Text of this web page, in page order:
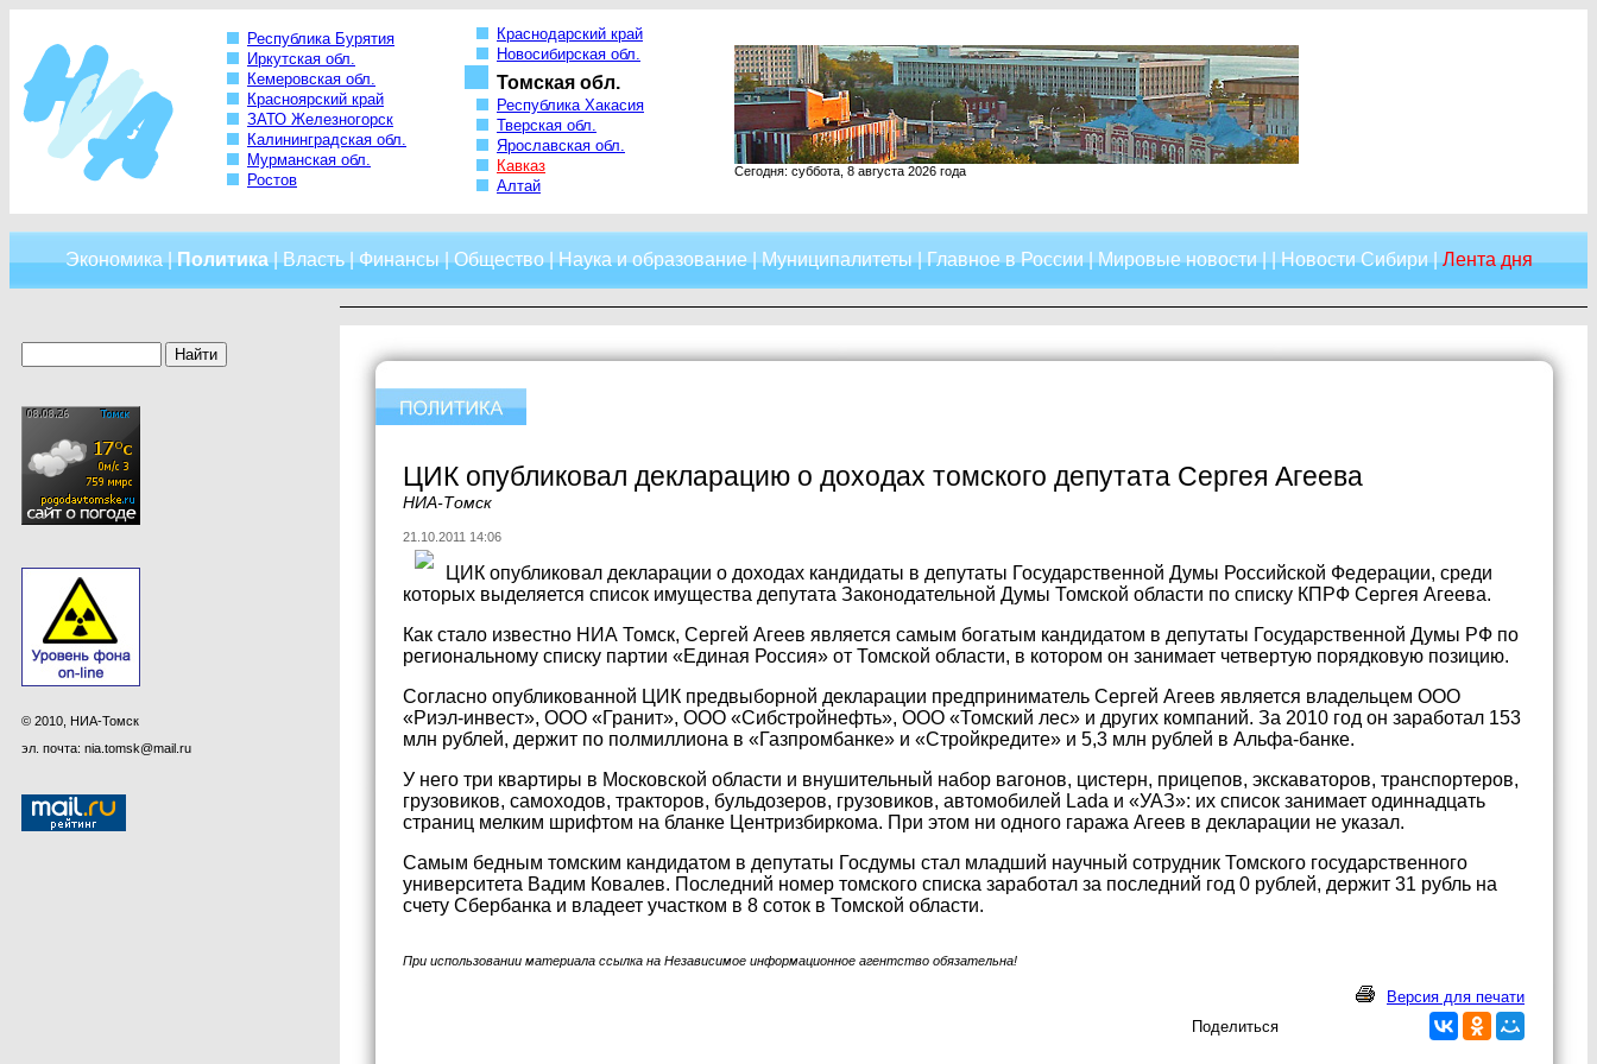
Республика Бурятия
Иркутская обл.
Кемеровская обл.
Красноярский край
ЗАТО Железногорск
Калининградская обл.
Мурманская обл.
Ростов
Краснодарский край
Новосибирская обл.
Томская обл.
Республика Хакасия
Тверская обл.
Ярославская обл.
Кавказ
Алтай
Сегодня: суббота, 8 августа 2026 года
Экономика|Политика|Власть|Финансы|Общество|Наука и образование|Муниципалитеты|Главное в России|Мировые новости| |Новости Сибири|Лента дня
© 2010, НИА-Томск
эл. почта: nia.tomsk@mail.ru
ЦИК опубликовал декларацию о доходах томского депутата Сергея Агеева
НИА-Томск
21.10.2011 14:06
ЦИК опубликовал декларации о доходах кандидаты в депутаты Государственной Думы Российской Федерации, среди
которых выделяется список имущества депутата Законодательной Думы Томской области по списку КПРФ Сергея Агеева.
Как стало известно НИА Томск, Сергей Агеев является самым богатым кандидатом в депутаты Государственной Думы РФ по
региональному списку партии «Единая Россия» от Томской области, в котором он занимает четвертую порядковую позицию.
Согласно опубликованной ЦИК предвыборной декларации предприниматель Сергей Агеев является владельцем ООО
«Риэл-инвест», ООО «Гранит», ООО «Сибстройнефть», ООО «Томский лес» и других компаний. За 2010 год он заработал 153
млн рублей, держит по полмиллиона в «Газпромбанке» и «Стройкредите» и 5,3 млн рублей в Альфа-банке.
У него три квартиры в Московской области и внушительный набор вагонов, цистерн, прицепов, экскаваторов, транспортеров,
грузовиков, самоходов, тракторов, бульдозеров, грузовиков, автомобилей Lada и «УАЗ»: их список занимает одиннадцать
страниц мелким шрифтом на бланке Центризбиркома. При этом ни одного гаража Агеев в декларации не указал.
Самым бедным томским кандидатом в депутаты Госдумы стал младший научный сотрудник Томского государственного
университета Вадим Ковалев. Последний номер томского списка заработал за последний год 0 рублей, держит 31 рубль на
счету Сбербанка и владеет участком в 8 соток в Томской области.
При использовании материала ссылка на Независимое информационное агентство обязательна!
Версия для печати
Поделиться